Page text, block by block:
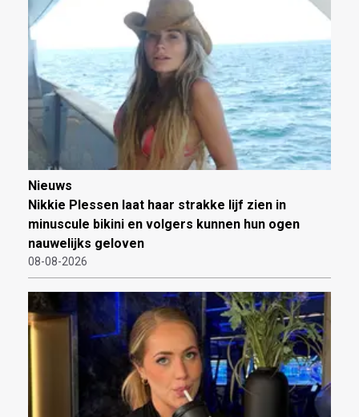
Nieuws
Nikkie Plessen laat haar strakke lijf zien in
minuscule bikini en volgers kunnen hun ogen
nauwelijks geloven
08-08-2026